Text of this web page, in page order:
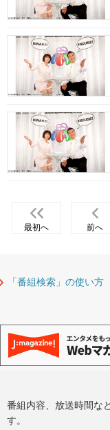
最初へ 前へ
「番組検索」の使い方
番組内容、放送時間な
す。